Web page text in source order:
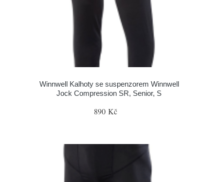
Winnwell Kalhoty se suspenzorem Winnwell
Jock Compression SR, Senior, S
890 Kč